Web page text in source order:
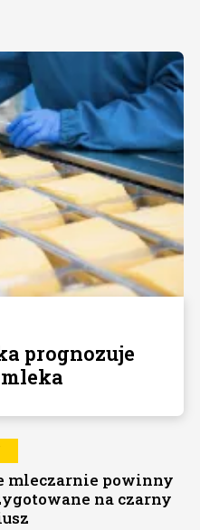
prognozuje
mleczarnie powinny
na czarny